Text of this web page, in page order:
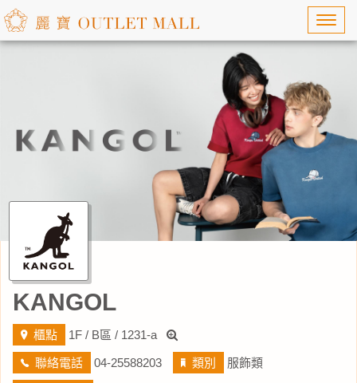
KANGOL
櫃點 1F / B區 / 1231-a
聯絡電話 04-25588203 類別 服飾類